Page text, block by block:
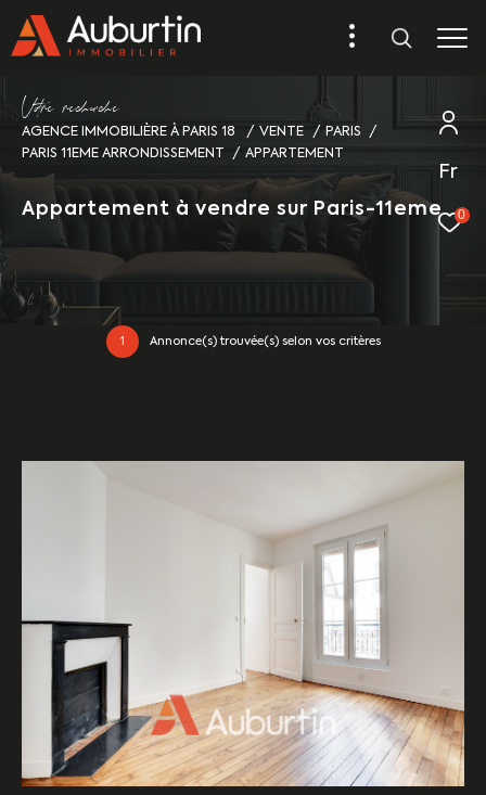
Fr
0
Vore recece
AGENCE IMMOBILIÈRE À PARIS 18 VENTE
PARIS
PARIS 11EME ARRONDISSEMENT
APPARTEMENT
Appartement à vendre sur Paris-11eme
1 Annonce(s) trouvée(s) selon vos critères